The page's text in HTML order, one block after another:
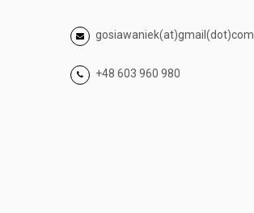
gosiawaniek(at)gmail(dot)com
+48 603 960 980